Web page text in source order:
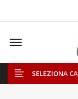
Offcanvas
SELEZIONA